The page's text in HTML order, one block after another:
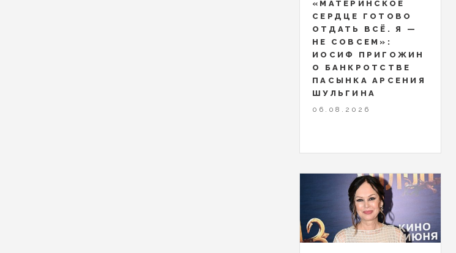
«МАТЕРИНСКОЕ
СЕРДЦЕ ГОТОВО
ОТДАТЬ ВСЁ. Я —
НЕ СОВСЕМ»:
ИОСИФ ПРИГОЖИН
О БАНКРОТСТВЕ
ПАСЫНКА АРСЕНИЯ
ШУЛЬГИНА
06.08.2026